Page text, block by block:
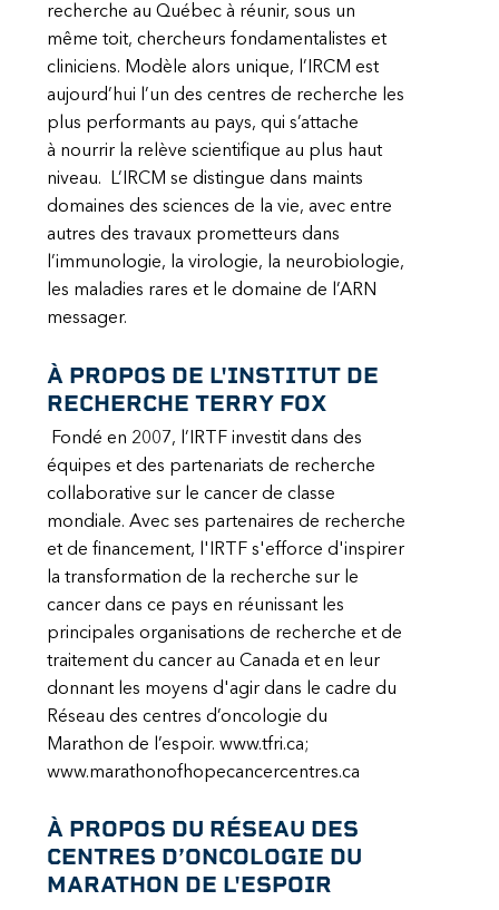
recherche au Québec à réunir, sous un
même toit, chercheurs fondamentalistes et
cliniciens. Modèle alors unique, l’IRCM est
aujourd’hui l’un des centres de recherche les
plus performants au pays, qui s’attache
à nourrir la relève scientifique au plus haut
niveau. L’IRCM se distingue dans maints
domaines des sciences de la vie, avec entre
autres des travaux prometteurs dans
l’immunologie, la virologie, la neurobiologie,
les maladies rares et le domaine de l’ARN
messager.
À PROPOS DE L'INSTITUT DE
RECHERCHE TERRY FOX
Fondé en 2007, l’IRTF investit dans des
équipes et des partenariats de recherche
collaborative sur le cancer de classe
mondiale. Avec ses partenaires de recherche
et de financement, l'IRTF s'efforce d'inspirer
la transformation de la recherche sur le
cancer dans ce pays en réunissant les
principales organisations de recherche et de
traitement du cancer au Canada et en leur
donnant les moyens d'agir dans le cadre du
Réseau des centres d’oncologie du
Marathon de l’espoir. www.tfri.ca;
www.marathonofhopecancercentres.ca
À PROPOS DU RÉSEAU DES
CENTRES D’ONCOLOGIE DU
MARATHON DE L'ESPOIR